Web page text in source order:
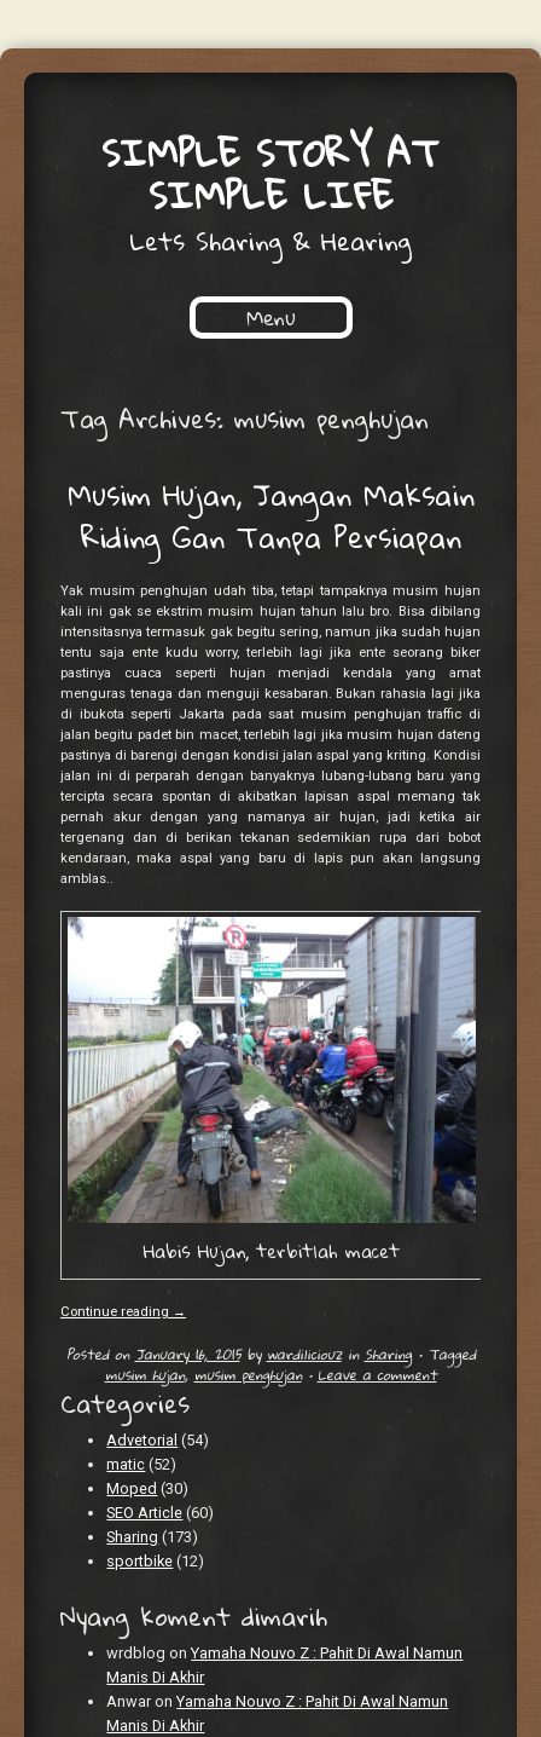
SIMPLE STORY AT
SIMPLE LIFE
Lets Sharing & Hearing
Menu
Tag Archives: musim penghujan
Musim Hujan, Jangan Maksain
Riding Gan Tanpa Persiapan
Yak musim penghujan udah tiba, tetapi tampaknya musim hujan
kali ini gak se ekstrim musim hujan tahun lalu bro. Bisa dibilang
intensitasnya termasuk gak begitu sering, namun jika sudah hujan
tentu saja ente kudu worry, terlebih lagi jika ente seorang biker
pastinya cuaca seperti hujan menjadi kendala yang amat
menguras tenaga dan menguji kesabaran. Bukan rahasia lagi jika
di ibukota seperti Jakarta pada saat musim penghujan traffic di
jalan begitu padet bin macet, terlebih lagi jika musim hujan dateng
pastinya di barengi dengan kondisi jalan aspal yang kriting. Kondisi
jalan ini di perparah dengan banyaknya lubang-lubang baru yang
tercipta secara spontan di akibatkan lapisan aspal memang tak
pernah akur dengan yang namanya air hujan, jadi ketika air
tergenang dan di berikan tekanan sedemikian rupa dari bobot
kendaraan, maka aspal yang baru di lapis pun akan langsung
amblas..
Habis Hujan, terbitlah macet
Continue reading →
Posted on January 16, 2015by wardiliciouz in Sharing • Tagged
musim hujan, musim penghujan • Leave a comment
Categories
Advetorial (54)
matic (52)
Moped (30)
SEO Article (60)
Sharing (173)
sportbike (12)
Nyang koment dimarih
wrdblog onYamaha Nouvo Z : Pahit Di Awal Namun
Manis Di Akhir
Anwar onYamaha Nouvo Z : Pahit Di Awal Namun
Manis Di Akhir